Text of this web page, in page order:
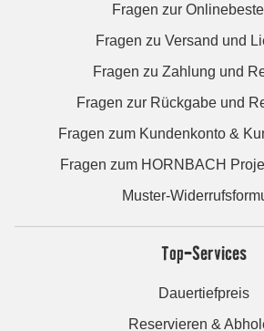
Fragen zur
Fragen zu Versand und
Fragen zu Zahlung und
Fragen zur Rückgabe und
Fragen zum Kundenkonto &
Fragen zum HORNBACH
Muster-
Top-Services
Dauertiefpreis
Reservieren &